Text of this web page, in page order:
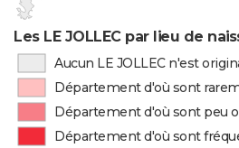
Les LE JOLLEC par lieu de
Aucun LE JOLLEC n'est
Département d'où sont
Département d'où sont peu
Département d'où sont